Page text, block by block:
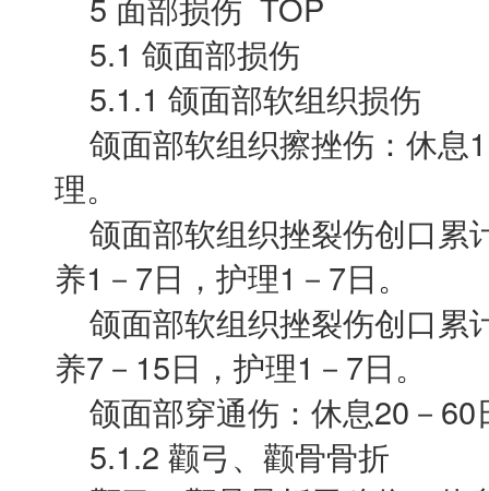
5.1 颌面部损伤
5.1.1 颌面部软组织损伤
颌面部软组织擦挫伤：休息
理。
颌面部软组织挫裂伤创口累
养1－7日，护理1－7日。
颌面部软组织挫裂伤创口累
养7－15日，护理1－7日。
颌面部穿通伤：休息20－60
5.1.2 颧弓、颧骨骨折